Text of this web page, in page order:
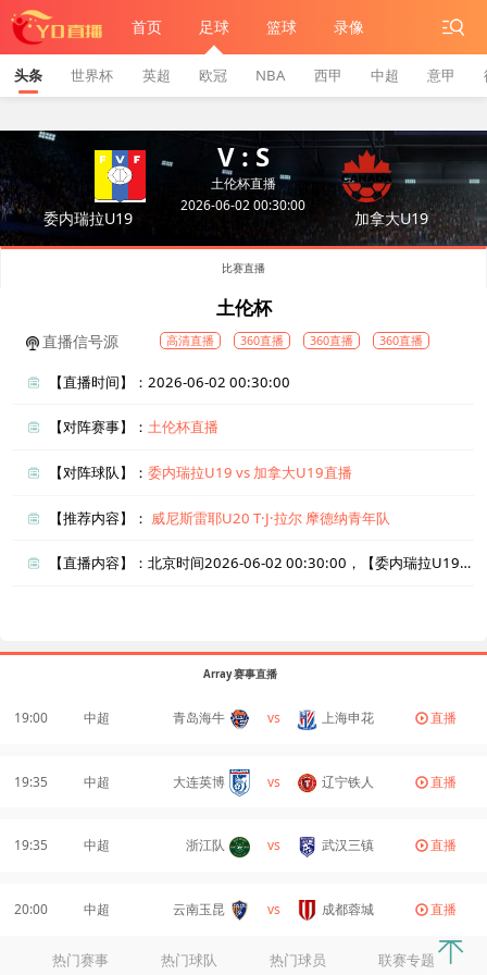
首页 足球 篮球 录像
头条 世界杯 英超 欧冠 NBA 西甲 中超 意甲
委内瑞拉U19
V : S
土伦杯直播
2026-06-02 00:30:00
加拿大U19
比赛直播
土伦杯
直播信号源 高清直播 360直播 360直播 360直播
【直播时间】：2026-06-02 00:30:00
【对阵赛事】：土伦杯直播
【对阵球队】：委内瑞拉U19 vs 加拿大U19直播
【推荐内容】： 威尼斯雷耶U20 T·J·拉尔 摩德纳青年队
【直播内容】：北京时间2026-06-02 00:30:00，【委内瑞拉U19vs加拿大U19】直播准时在线播放，喜欢看比赛的朋友可以提前收藏本页面以免错过直播。盈点直播网_足球直播还为您在本页面索引了相关直播、委内瑞拉U19直播、加拿大U19直播的近期比赛列表以及两队历史交锋、两队赛程。
Array 赛事直播
19:00 中超 青岛海牛 vs 上海申花 直播
19:35 中超 大连英博 vs 辽宁铁人 直播
19:35 中超 浙江队 vs 武汉三镇 直播
20:00 中超 云南玉昆 vs 成都蓉城 直播
热门赛事 热门球队 热门球员 联赛专题